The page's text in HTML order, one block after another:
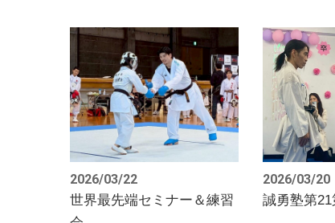
2026/03/22
世界最先端セミナー＆練習
2026/03/20
誠勇塾第